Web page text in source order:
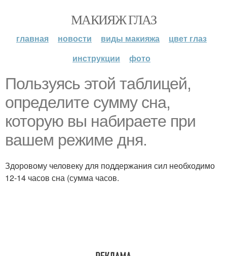
МАКИЯЖ ГЛАЗ
главная новости виды макияжа
цвет глаз
инструкции
фото
Пользуясь этой таблицей,
определите сумму сна,
которую вы набираете при
вашем режиме дня.
Здоровому человеку для поддержания сил необходимо
12-14 часов сна (сумма часов.